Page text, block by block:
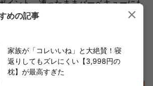
イント。凍ったままバーベキューにも
タレにつける手間もないので、とても
ト 合計約1.2kg
めの記事
家族が「コレいいね」と大絶賛！寝
返りしてもズレにくい【3,998円の
枕】が最高すぎた